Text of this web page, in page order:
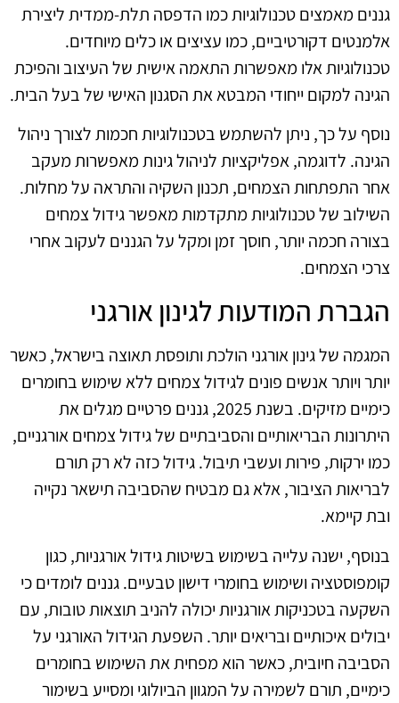
גננים מאמצים טכנולוגיות כמו הדפסה תלת-ממדית ליצירת
אלמנטים דקורטיביים, כמו עציצים או כלים מיוחדים.
טכנולוגיות אלו מאפשרות התאמה אישית של העיצוב והפיכת
הגינה למקום ייחודי המבטא את הסגנון האישי של בעל הבית.
נוסף על כך, ניתן להשתמש בטכנולוגיות חכמות לצורך ניהול
הגינה. לדוגמה, אפליקציות לניהול גינות מאפשרות מעקב
אחר התפתחות הצמחים, תכנון השקיה והתראה על מחלות.
השילוב של טכנולוגיות מתקדמות מאפשר גידול צמחים
בצורה חכמה יותר, חוסך זמן ומקל על הגננים לעקוב אחרי
צרכי הצמחים.
הגברת המודעות לגינון אורגני
המגמה של גינון אורגני הולכת ותופסת תאוצה בישראל, כאשר
יותר ויותר אנשים פונים לגידול צמחים ללא שימוש בחומרים
כימיים מזיקים. בשנת 2025, גננים פרטיים מגלים את
היתרונות הבריאותיים והסביבתיים של גידול צמחים אורגניים,
כמו ירקות, פירות ועשבי תיבול. גידול כזה לא רק תורם
לבריאות הציבור, אלא גם מבטיח שהסביבה תישאר נקייה
ובת קיימא.
בנוסף, ישנה עלייה בשימוש בשיטות גידול אורגניות, כגון
קומפוסטציה ושימוש בחומרי דישון טבעיים. גננים לומדים כי
השקעה בטכניקות אורגניות יכולה להניב תוצאות טובות, עם
יבולים איכותיים ובריאים יותר. השפעת הגידול האורגני על
הסביבה חיובית, כאשר הוא מפחית את השימוש בחומרים
כימיים, תורם לשמירה על המגוון הביולוגי ומסייע בשימור